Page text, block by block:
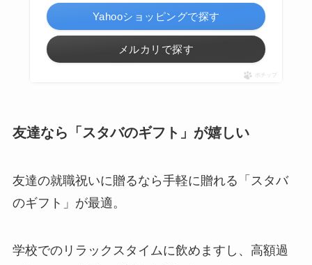
Yahooショッピングで探す
メルカリで探す
ポチップ
友達なら「スタバのギフト」が嬉しい
友達の就職祝いに贈るなら手軽に贈れる「スタバ
のギフト」が最適。
学校でのリラックスタイムに飲めますし、高額過